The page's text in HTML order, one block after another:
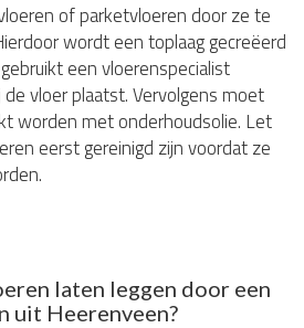
of parketvloeren door ze te
wordt een toplaag gecreëerd
een vloerenspecialist
vloer plaatst. Vervolgens moet
worden met onderhoudsolie. Let
eerst gereinigd zijn voordat ze
laten leggen door een
uit Heerenveen?